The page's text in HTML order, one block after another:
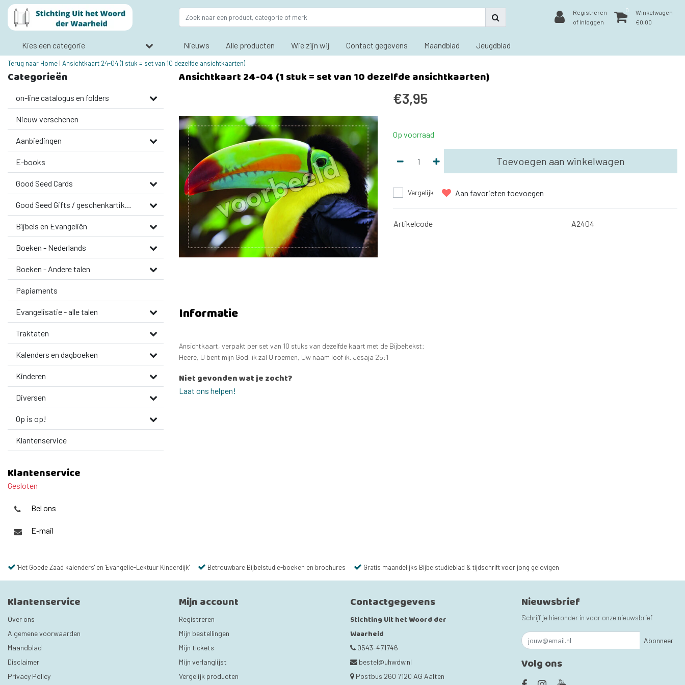
Registreren
of Inloggen
0
Winkelwagen
€0,00
Kies een categorie Nieuws Alle producten Wie zijn wij Contact gegevens Maandblad Jeugdblad
Terug naar Home | Ansichtkaart 24-04 (1 stuk = set van 10 dezelfde ansichtkaarten)
Categorieën
on-line catalogus en folders
Nieuw verschenen
Aanbiedingen
E-books
Good Seed Cards
Good Seed Gifts / geschenkartikelen
Bijbels en Evangeliën
Boeken - Nederlands
Boeken - Andere talen
Papiaments
Evangelisatie - alle talen
Traktaten
Kalenders en dagboeken
Kinderen
Diversen
Op is op!
Klantenservice
Klantenservice
Gesloten
Bel ons
E-mail
Ansichtkaart 24-04 (1 stuk = set van 10 dezelfde ansichtkaarten)
€3,95
Op voorraad
Toevoegen aan winkelwagen
Vergelijk Aan favorieten toevoegen
Artikelcode A2404
Informatie
Ansichtkaart, verpakt per set van 10 stuks van dezelfde kaart met de Bijbeltekst:
Heere, U bent mijn God, ik zal U roemen, Uw naam loof ik. Jesaja 25:1
Niet gevonden wat je zocht?
Laat ons helpen!
'Het Goede Zaad kalenders' en 'Evangelie-Lektuur Kinderdijk' Betrouwbare Bijbelstudie-boeken en brochures Gratis maandelijks Bijbelstudieblad & tijdschrift voor jong gelovigen
Klantenservice
Over ons
Algemene voorwaarden
Maandblad
Disclaimer
Privacy Policy
Mijn account
Registreren
Mijn bestellingen
Mijn tickets
Mijn verlanglijst
Vergelijk producten
Contactgegevens
Stichting Uit het Woord der
Waarheid
0543-471746
bestel@uhwdw.nl
Postbus 260 7120 AG Aalten
Nieuwsbrief
Schrijf je hieronder in voor onze nieuwsbrief
Abonneer
Volg ons